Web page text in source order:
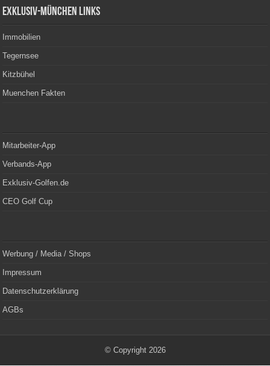
Exklusiv-München Links
Immobilien
Tegernsee
Kitzbühel
Muenchen Fakten
Mitarbeiter-App
Verbands-App
Exklusiv-Golfen.de
CEO Golf Cup
Werbung / Media / Shops
Impressum
Datenschutzerklärung
AGBs
© Copyright 2026